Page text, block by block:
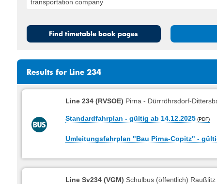
Find timetable book pages
Results for Line 234
Line 234 (RVSOE) Pirna - Dürrröhrsdorf-
Standardfahrplan - gültig ab 14.12.2025
Umleitungsfahrplan "Bau Pirna-Copitz" -
Line Sv234 (VGM) Schulbus (öffentlich)